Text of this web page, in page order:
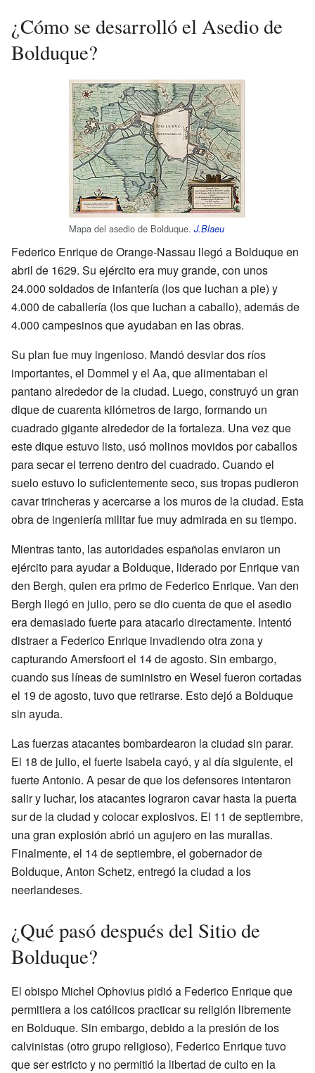
¿Cómo se desarrolló el Asedio de
Bolduque?
Mapa del asedio de Bolduque. J.Blaeu
Federico Enrique de Orange-Nassau llegó a Bolduque en
abril de 1629. Su ejército era muy grande, con unos
24.000 soldados de infantería (los que luchan a pie) y
4.000 de caballería (los que luchan a caballo), además de
4.000 campesinos que ayudaban en las obras.
Su plan fue muy ingenioso. Mandó desviar dos ríos
importantes, el Dommel y el Aa, que alimentaban el
pantano alrededor de la ciudad. Luego, construyó un gran
dique de cuarenta kilómetros de largo, formando un
cuadrado gigante alrededor de la fortaleza. Una vez que
este dique estuvo listo, usó molinos movidos por caballos
para secar el terreno dentro del cuadrado. Cuando el
suelo estuvo lo suficientemente seco, sus tropas pudieron
cavar trincheras y acercarse a los muros de la ciudad. Esta
obra de ingeniería militar fue muy admirada en su tiempo.
Mientras tanto, las autoridades españolas enviaron un
ejército para ayudar a Bolduque, liderado por Enrique van
den Bergh, quien era primo de Federico Enrique. Van den
Bergh llegó en julio, pero se dio cuenta de que el asedio
era demasiado fuerte para atacarlo directamente. Intentó
distraer a Federico Enrique invadiendo otra zona y
capturando Amersfoort el 14 de agosto. Sin embargo,
cuando sus líneas de suministro en Wesel fueron cortadas
el 19 de agosto, tuvo que retirarse. Esto dejó a Bolduque
sin ayuda.
Las fuerzas atacantes bombardearon la ciudad sin parar.
El 18 de julio, el fuerte Isabela cayó, y al día siguiente, el
fuerte Antonio. A pesar de que los defensores intentaron
salir y luchar, los atacantes lograron cavar hasta la puerta
sur de la ciudad y colocar explosivos. El 11 de septiembre,
una gran explosión abrió un agujero en las murallas.
Finalmente, el 14 de septiembre, el gobernador de
Bolduque, Anton Schetz, entregó la ciudad a los
neerlandeses.
¿Qué pasó después del Sitio de
Bolduque?
El obispo Michel Ophovius pidió a Federico Enrique que
permitiera a los católicos practicar su religión libremente
en Bolduque. Sin embargo, debido a la presión de los
calvinistas (otro grupo religioso), Federico Enrique tuvo
que ser estricto y no permitió la libertad de culto en la